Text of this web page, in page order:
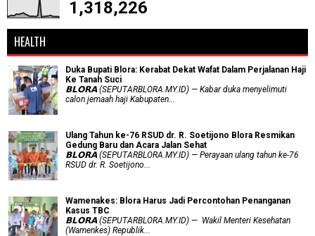
1,318,226
HEALTH
Duka Bupati Blora: Kerabat Dekat Wafat Dalam Perjalanan Haji
Ke Tanah Suci
𝗕𝗟𝗢𝗥𝗔 (SEPUTARBLORA.MY.ID) — Kabar duka menyelimuti
calon jemaah haji Kabupaten...
Ulang Tahun ke-76 RSUD dr. R. Soetijono Blora Resmikan
Gedung Baru dan Acara Jalan Sehat
𝗕𝗟𝗢𝗥𝗔 (SEPUTARBLORA.MY.ID) — Perayaan ulang tahun ke-76
RSUD dr. R. Soetijono...
Wamenakes: Blora Harus Jadi Percontohan Penanganan
Kasus TBC
𝗕𝗟𝗢𝗥𝗔 (SEPUTARBLORA.MY.ID) — Wakil Menteri Kesehatan
(Wamenkes) Republik...